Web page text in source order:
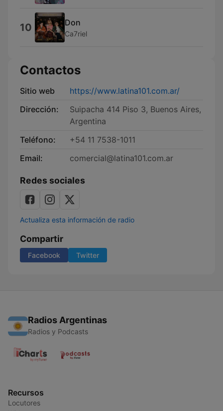
10 Don
Ca7riel
Contactos
Sitio web
https://www.latina101.com.ar/
Dirección:
Suipacha 414 Piso 3, Buenos Aires,
Argentina
Teléfono:
+54 11 7538-1011
Email:
comercial@latina101.com.ar
Redes sociales
Actualiza esta información de radio
Compartir
Facebook Twitter
Radios Argentinas
Radios y Podcasts
Recursos
Locutores